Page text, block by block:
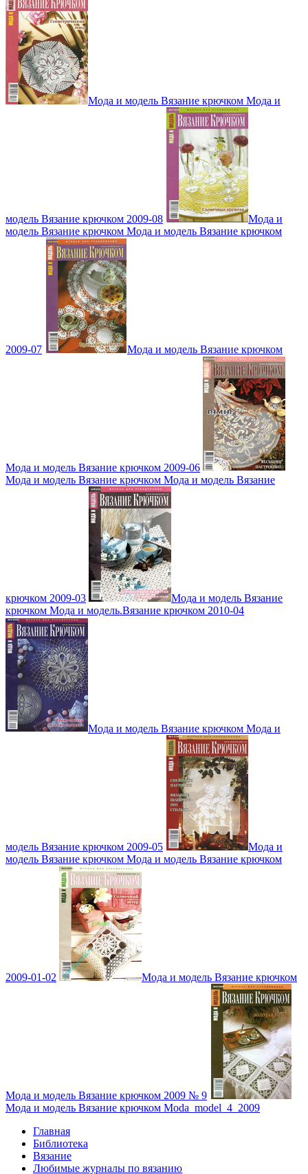
Мода и модель Вязание крючком Мода и
модель Вязание крючком 2009-08
Мода и
модель Вязание крючком Мода и модель Вязание крючком
2009-07 Мода и модель Вязание крючком
Мода и модель Вязание крючком 2009-06
Мода и модель Вязание крючком Мода и модель Вязание
крючком 2009-03
Мода и модель Вязание
крючком Мода и модель.Вязание крючком 2010-04
Мода и модель Вязание крючком Мода и
модель Вязание крючком 2009-05
Мода и
модель Вязание крючком Мода и модель Вязание крючком
2009-01-02 Мода и модель Вязание крючком
Мода и модель Вязание крючком 2009 № 9
Мода и модель Вязание крючком Moda_model_4_2009
Главная
Библиотека
Вязание
Любимые журналы по вязанию